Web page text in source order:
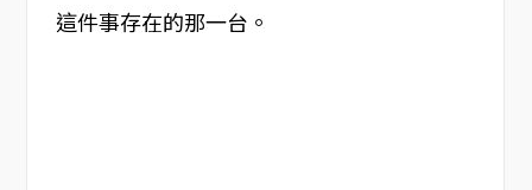
這件事存在的那一台。